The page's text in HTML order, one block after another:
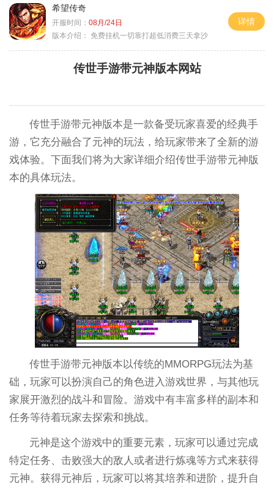
希望传奇
开服时间： 08月/24日
版本介绍： 免费挂机一切靠打超低消费三天拿沙
详情
传世手游带元神版本网站
传世手游带元神版本是一款备受玩家喜爱的经典手
游，它充分融合了元神的玩法，给玩家带来了全新的游
戏体验。下面我们将为大家详细介绍传世手游带元神版
本的具体玩法。
传世手游带元神版本以传统的MMORPG玩法为基
础，玩家可以扮演自己的角色进入游戏世界，与其他玩
家展开激烈的战斗和冒险。游戏中有丰富多样的副本和
任务等待着玩家去探索和挑战。
元神是这个游戏中的重要元素，玩家可以通过完成
特定任务、击败强大的敌人或者进行炼魂等方式来获得
元神。获得元神后，玩家可以将其培养和进阶，提升自